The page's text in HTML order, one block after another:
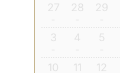
27 28 29
3 4 5
10 11 12